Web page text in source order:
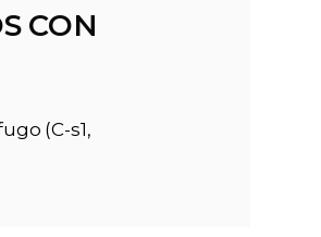
CON
(C-s1,